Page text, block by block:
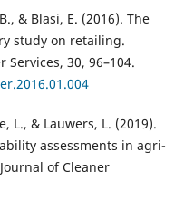
& Blasi, E. (2016). The
study on retailing.
30, 96–104.
L., & Lauwers, L. (2019).
assessments in agri-
of Cleaner